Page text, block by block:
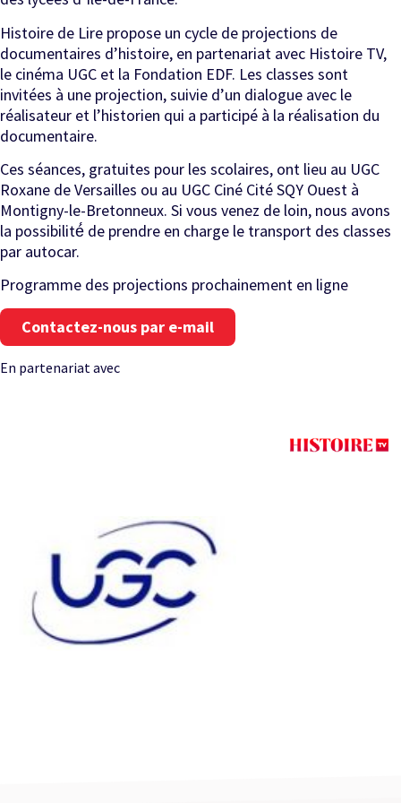
Histoire de Lire propose un cycle de projections de
documentaires d’histoire, en partenariat avec Histoire TV,
le cinéma UGC et la Fondation EDF. Les classes sont
invitées à une projection, suivie d’un dialogue avec le
réalisateur et l’historien qui a participé à la réalisation du
documentaire.
Ces séances, gratuites pour les scolaires, ont lieu au UGC
Roxane de Versailles ou au UGC Ciné Cité SQY Ouest à
Montigny-le-Bretonneux. Si vous venez de loin, nous avons
la possibilité́ de prendre en charge le transport des classes
par autocar.
Programme des projections prochainement en ligne
Contactez-nous par e-mail
En partenariat avec